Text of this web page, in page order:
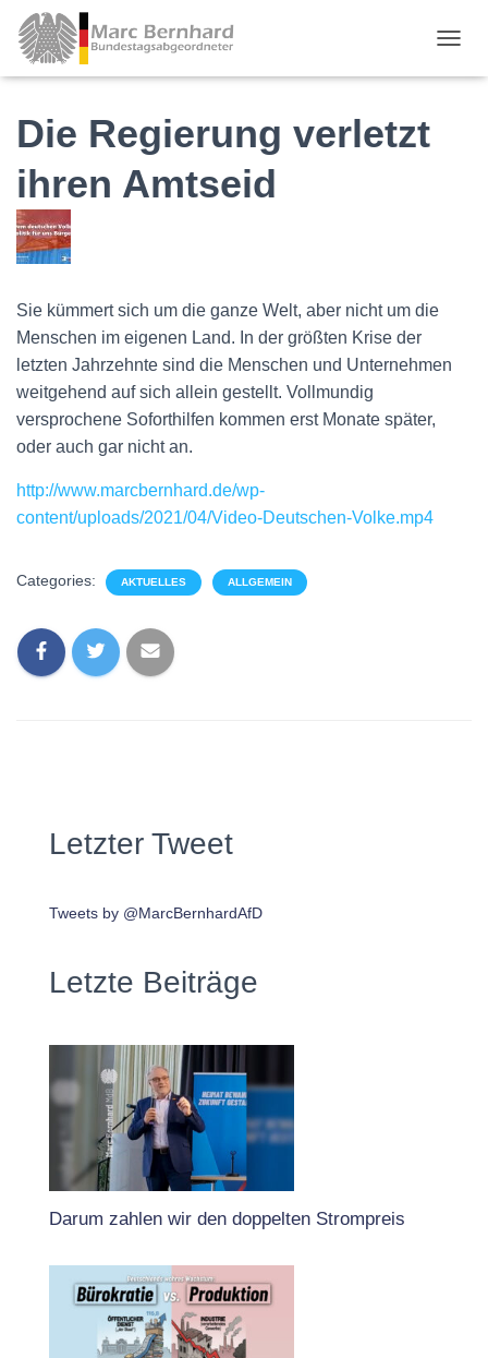
Die Regierung verletzt
ihren Amtseid
Sie kümmert sich um die ganze Welt, aber nicht um die
Menschen im eigenen Land. In der größten Krise der
letzten Jahrzehnte sind die Menschen und Unternehmen
weitgehend auf sich allein gestellt. Vollmundig
versprochene Soforthilfen kommen erst Monate später,
oder auch gar nicht an.
http://www.marcbernhard.de/wp-
content/uploads/2021/04/Video-Deutschen-Volke.mp4
Categories: AKTUELLES ALLGEMEIN
Letzter Tweet
Tweets by @MarcBernhardAfD
Letzte Beiträge
Darum zahlen wir den doppelten Strompreis